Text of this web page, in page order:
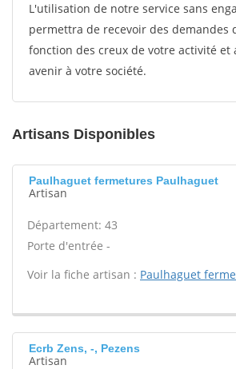
L'utilisation de notre service sans
permettra de recevoir des demandes
fonction des creux de votre activité et
avenir à votre société.
Artisans Disponibles
Paulhaguet fermetures Paulhaguet
Artisan
Département: 43
Porte d'entrée -
Voir la fiche artisan : Paulhaguet
Ecrb Zens, -, Pezens
Artisan